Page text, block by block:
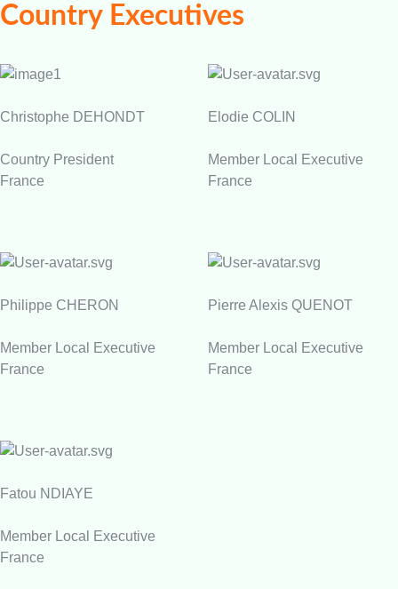
Country Executives
Christophe DEHONDT
Country President
France
Elodie COLIN
Member Local Executive
France
Philippe CHERON
Member Local Executive
France
Pierre Alexis QUENOT
Member Local Executive
France
Fatou NDIAYE
Member Local Executive
France